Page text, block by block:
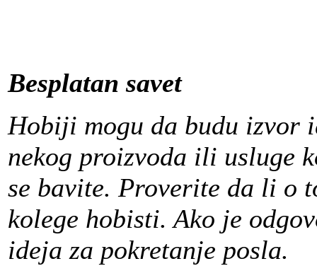
Besplatan savet
Hobiji mogu da budu izvor
nekog proizvoda ili usluge
se bavite. Proverite da li o
kolege hobisti. Ako je
ideja za pokretanje posla.